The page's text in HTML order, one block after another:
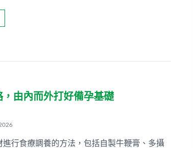
由內而外打好備孕基礎
行食療調養的方法，包括自製牛鞭膏、多攝